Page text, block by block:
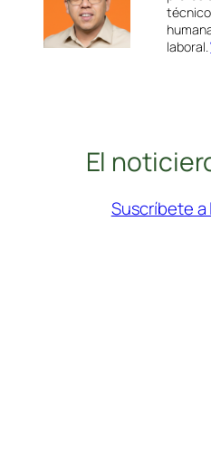
técnico
laboral.
El
Suscríbete